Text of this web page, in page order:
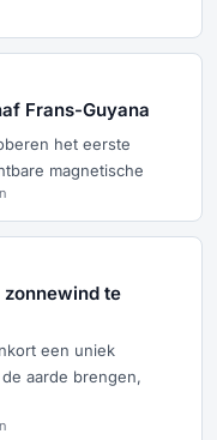
Frans-Guyana
het eerste
magnetische
zonnewind te
een uniek
aarde brengen,